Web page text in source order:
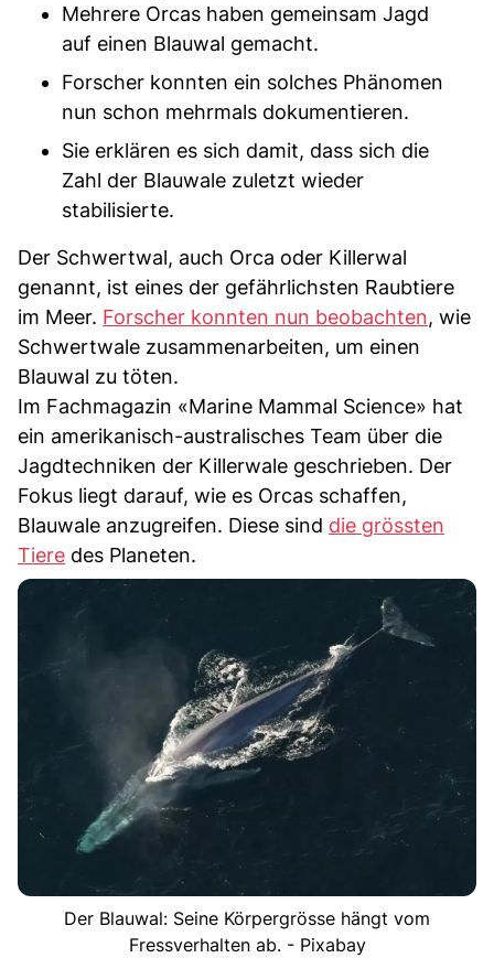
Mehrere Orcas haben gemeinsam Jagd
auf einen Blauwal gemacht.
Forscher konnten ein solches Phänomen
nun schon mehrmals dokumentieren.
Sie erklären es sich damit, dass sich die
Zahl der Blauwale zuletzt wieder
stabilisierte.
Der Schwertwal, auch Orca oder Killerwal
genannt, ist eines der gefährlichsten Raubtiere
im Meer. Forscher konnten nun beobachten, wie
Schwertwale zusammenarbeiten, um einen
Blauwal zu töten.
Im Fachmagazin «Marine Mammal Science» hat
ein amerikanisch-australisches Team über die
Jagdtechniken der Killerwale geschrieben. Der
Fokus liegt darauf, wie es Orcas schaffen,
Blauwale anzugreifen. Diese sind die grössten
Tiere des Planeten.
Der Blauwal: Seine Körpergrösse hängt vom
Fressverhalten ab. - Pixabay